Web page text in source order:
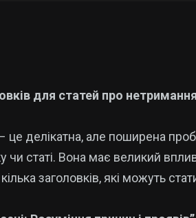
для статей про
це делікатна, але поширена
чи статі. Вона має великий
заголовків, які можуть